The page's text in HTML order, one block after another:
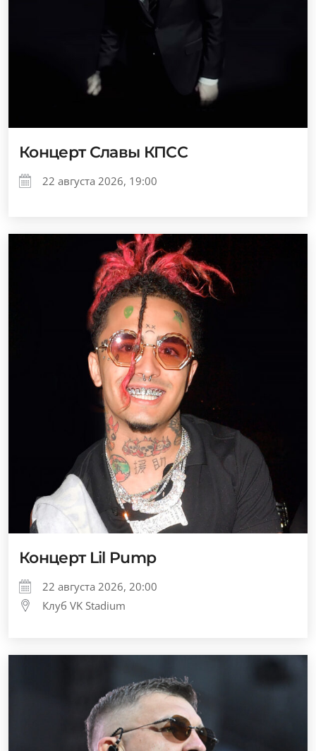
Концерт Славы КПСС
22 августа 2026, 19:00
Концерт Lil Pump
22 августа 2026, 20:00
Клуб VK Stadium